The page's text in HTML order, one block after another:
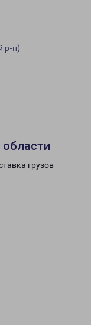
р-н)
грузов